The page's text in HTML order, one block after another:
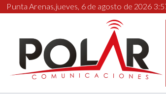
Punta Arenas,jueves, 6 de agosto de 2026